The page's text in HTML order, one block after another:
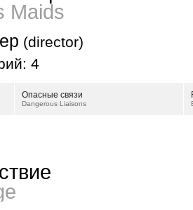
Maids
(director)
4
Опасные связи
Dangerous Liaisons